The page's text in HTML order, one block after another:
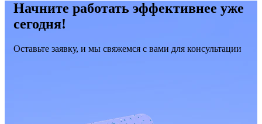
Начните работать эффективнее уже
сегодня!
Оставьте заявку, и мы свяжемся с вами для консультации